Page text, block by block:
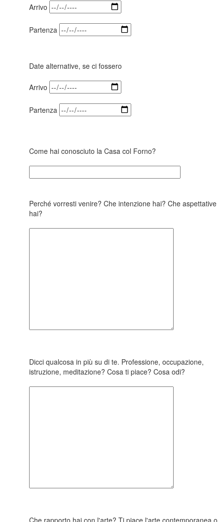
Arrivo
Partenza
Date alternative, se ci fossero
Arrivo
Partenza
Come hai conosciuto la Casa col Forno?
Perché vorresti venire? Che intenzione hai? Che aspettative
hai?
Dicci qualcosa in più su di te. Professione, occupazione,
istruzione, meditazione? Cosa ti piace? Cosa odi?